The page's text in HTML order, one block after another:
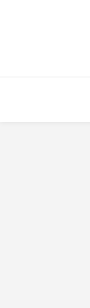
Hlavní